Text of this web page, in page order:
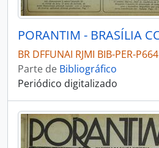
BR DFFUNAI RJMI BIB-PER-P664
Parte de Bibliográfico
Periódico digitalizado